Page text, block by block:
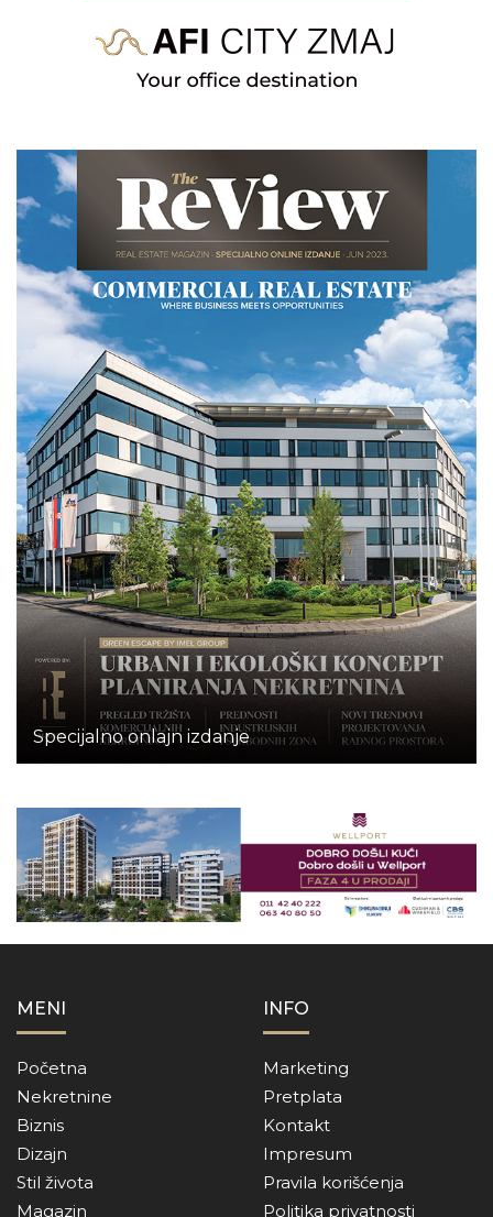
Specijalno onlajn izdanje
MENI
Početna
Nekretnine
Biznis
Dizajn
Stil života
Magazin
INFO
Marketing
Pretplata
Kontakt
Impresum
Pravila korišćenja
Politika privatnosti